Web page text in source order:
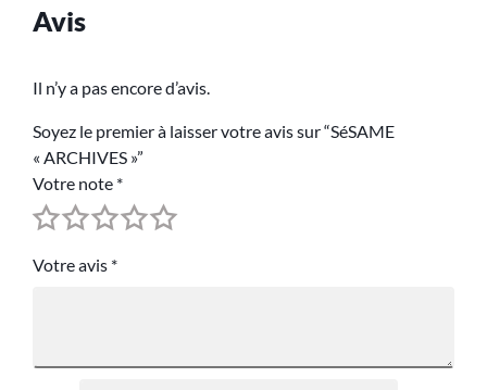
Avis
Il n’y a pas encore d’avis.
Soyez le premier à laisser votre avis sur “SéSAME
« ARCHIVES »”
Votre note *
Votre avis *